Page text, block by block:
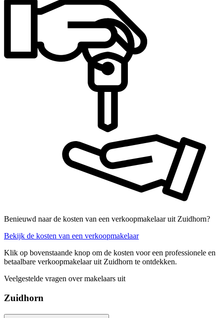
Benieuwd naar de kosten van een verkoopmakelaar uit Zuidhorn?
Bekijk de kosten van een verkoopmakelaar
Klik op bovenstaande knop om de kosten voor een professionele en
betaalbare verkoopmakelaar uit Zuidhorn te ontdekken.
Veelgestelde vragen over makelaars uit
Zuidhorn